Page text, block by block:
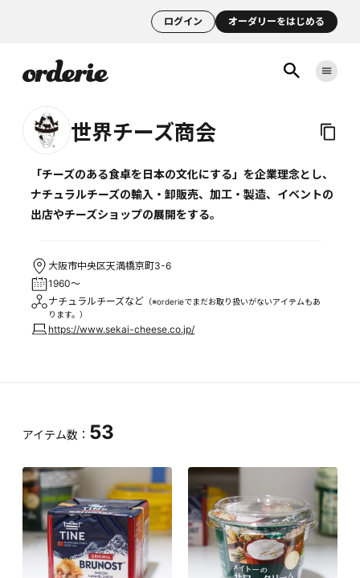
ログイン オーダリーをはじめる
世界チーズ商会
「チーズのある食卓を日本の文化にする」を企業理念とし、
ナチュラルチーズの輸入・卸販売、加工・製造、イベントの
出店やチーズショップの展開をする。
大阪市中央区天満橋京町3-6
1960～
ナチュラルチーズなど （※orderieでまだお取り扱いがないアイテムもあ
ります。）
https://www.sekai-cheese.co.jp/
アイテム数： 53